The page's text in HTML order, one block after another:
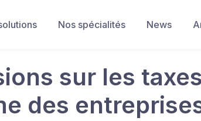
Nos spécialités News
sur les
des